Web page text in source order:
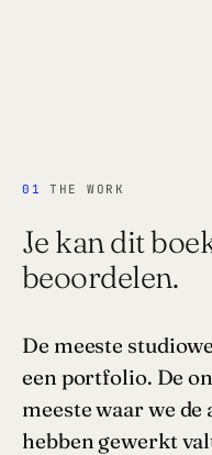
01 THE WORK
Je kan dit
beoordelen.
De meeste
een portfolio. De
meeste waar we
hebben gewerkt